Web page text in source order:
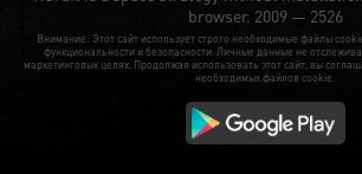
browser. 2009 — 2526
Внимание: Этот сайт использует строго необходимые файлы
функциональности и безопасности. Личные данные не
маркетинговых целях. Продолжая использовать этот сайт, вы
необходимых файлов cookie.